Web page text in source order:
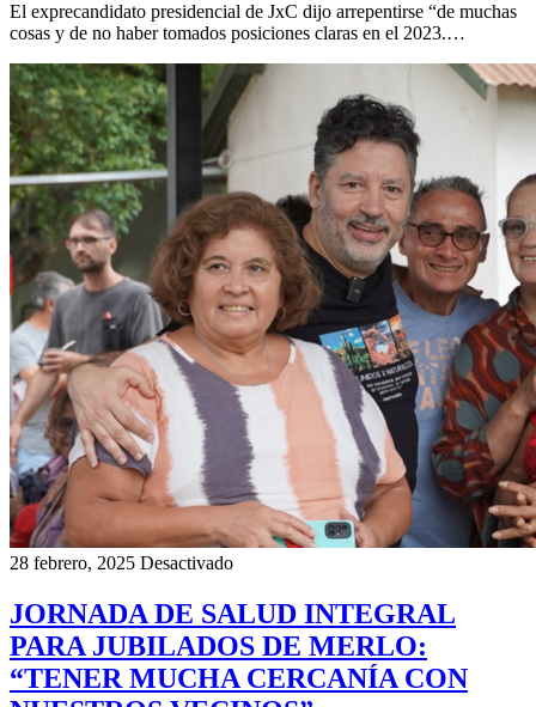
El exprecandidato presidencial de JxC dijo arrepentirse “de muchas
cosas y de no haber tomados posiciones claras en el 2023.…
28 febrero, 2025 Desactivado
JORNADA DE SALUD INTEGRAL
PARA JUBILADOS DE MERLO:
“TENER MUCHA CERCANÍA CON